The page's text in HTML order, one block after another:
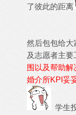
了彼此的距离
然后包包给大
及志愿者主要
围以及帮助
婚介所KPI妥
学生